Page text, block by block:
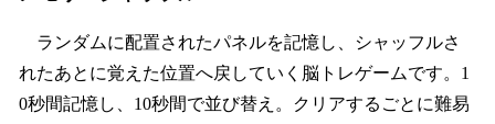
ランダムに配置されたパネルを記憶し、シャッフルさ
れたあとに覚えた位置へ戻していく脳トレゲームです。1
0秒間記憶し、10秒間で並び替え。クリアするごとに難易